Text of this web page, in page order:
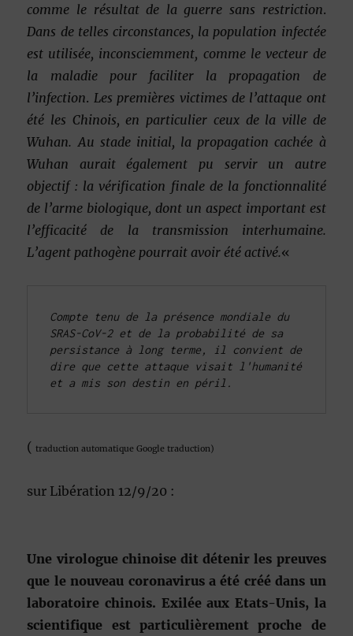
comme le résultat de la guerre sans restriction.
Dans de telles circonstances, la population infectée
est utilisée, inconsciemment, comme le vecteur de
la maladie pour faciliter la propagation de
l’infection. Les premières victimes de l’attaque ont
été les Chinois, en particulier ceux de la ville de
Wuhan. Au stade initial, la propagation cachée à
Wuhan aurait également pu servir un autre
objectif : la vérification finale de la fonctionnalité
de l’arme biologique, dont un aspect important est
l’efficacité de la transmission interhumaine.
L’agent pathogène pourrait avoir été activé.«
Compte tenu de la présence mondiale du
SRAS-CoV-2 et de la probabilité de sa
persistance à long terme, il convient de
dire que cette attaque visait l'humanité
et a mis son destin en péril.
(traduction automatique Google traduction)
sur Libération 12/9/20 :
Une virologue chinoise dit détenir les preuves
que le nouveau coronavirus a été créé dans un
laboratoire chinois. Exilée aux Etats-Unis, la
scientifique est particulièrement proche de